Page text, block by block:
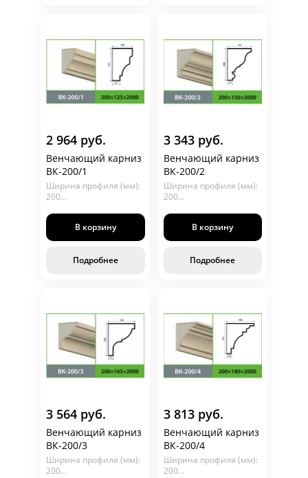
2 964 руб.
Венчающий карниз
ВК-200/1
Ширина профиля (мм):
200
Длина (мм): 2000
В корзину
Подробнее
3 343 руб.
Венчающий карниз
ВК-200/2
Ширина профиля (мм):
200
Длина (мм): 2000
В корзину
Подробнее
3 564 руб.
Венчающий карниз
ВК-200/3
Ширина профиля (мм):
200
3 813 руб.
Венчающий карниз
ВК-200/4
Ширина профиля (мм):
200